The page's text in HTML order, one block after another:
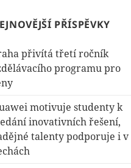
PŘÍSPĚVKY
přivítá třetí ročník
programu pro
motivuje studenty k
inovativních řešení,
talenty podporuje i v